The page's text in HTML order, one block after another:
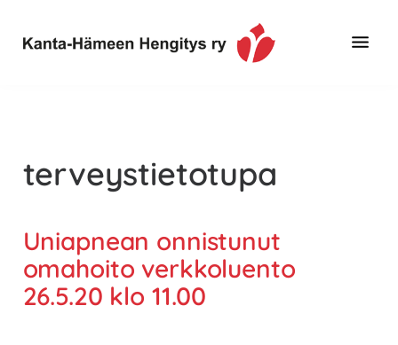
pääsisältöön
alatunnisteeseen
Hengitys
ry
erityisesti
jos
koskettaa
astma,
keuhkoahtaumatauti,uniapnea,
muut
terveystietotupa
Uniapnean onnistunut
omahoito verkkoluento
26.5.20 klo 11.00